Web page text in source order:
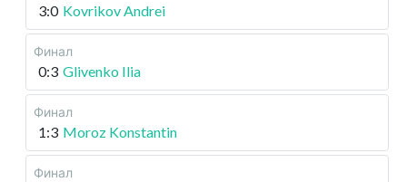
3:0 Kovrikov Andrei
Финал
0:3 Glivenko Ilia
Финал
1:3 Moroz Konstantin
Финал